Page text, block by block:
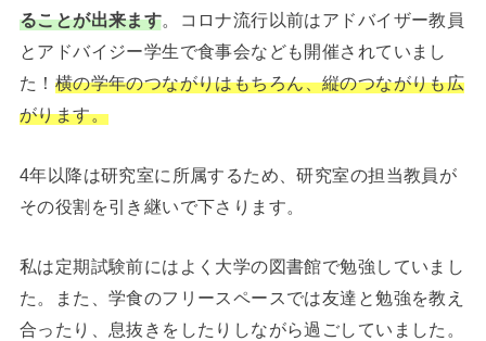
ることが出来ます。コロナ流行以前はアドバイザー教員
とアドバイジー学生で食事会なども開催されていまし
た！ 横の学年のつながりはもちろん、縦のつながりも広
がります。
4年以降は研究室に所属するため、研究室の担当教員が
その役割を引き継いで下さります。
私は定期試験前にはよく大学の図書館で勉強していまし
た。また、学食のフリースペースでは友達と勉強を教え
合ったり、息抜きをしたりしながら過ごしていました。